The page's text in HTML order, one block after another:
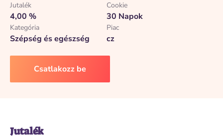
Jutalék
4,00 %
Cookie
30 Napok
Kategória
Szépség és egészség
Piac
cz
Csatlakozz be
Jutalék